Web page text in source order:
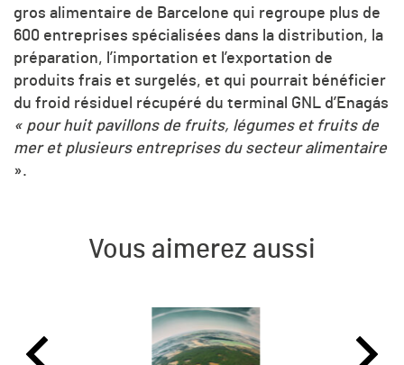
gros alimentaire de Barcelone qui regroupe plus de
600 entreprises spécialisées dans la distribution, la
préparation, l’importation et l’exportation de
produits frais et surgelés, et qui pourrait bénéficier
du froid résiduel récupéré du terminal GNL d’Enagás
« pour huit pavillons de fruits, légumes et fruits de
mer et plusieurs entreprises du secteur alimentaire
».
Vous aimerez aussi